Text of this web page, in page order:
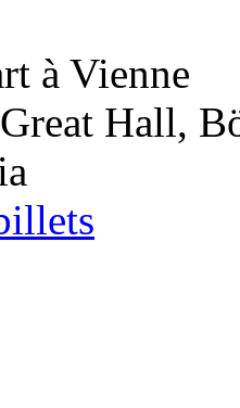
à Vienne
Hall,